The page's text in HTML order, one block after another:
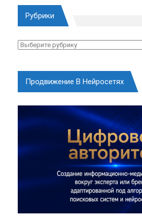
Рубрики
Рубрики
Продвижение В Нейросетях